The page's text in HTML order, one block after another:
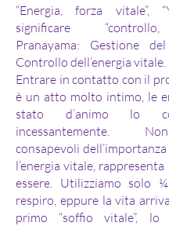
“Energia, forza vitale”,
significare
Pranayama: Gestione
Controllo dell’energia vitale.
Entrare in contatto con il
è un atto molto intimo, le
stato d’animo lo
incessantemente.
consapevoli
l’energia vitale,
essere. Utilizziamo solo
respiro, eppure la vita
primo “soffio vitale”, lo